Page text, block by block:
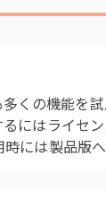
くの機能を
にはライセ
には製品版